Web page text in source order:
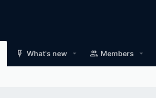
What's new Members